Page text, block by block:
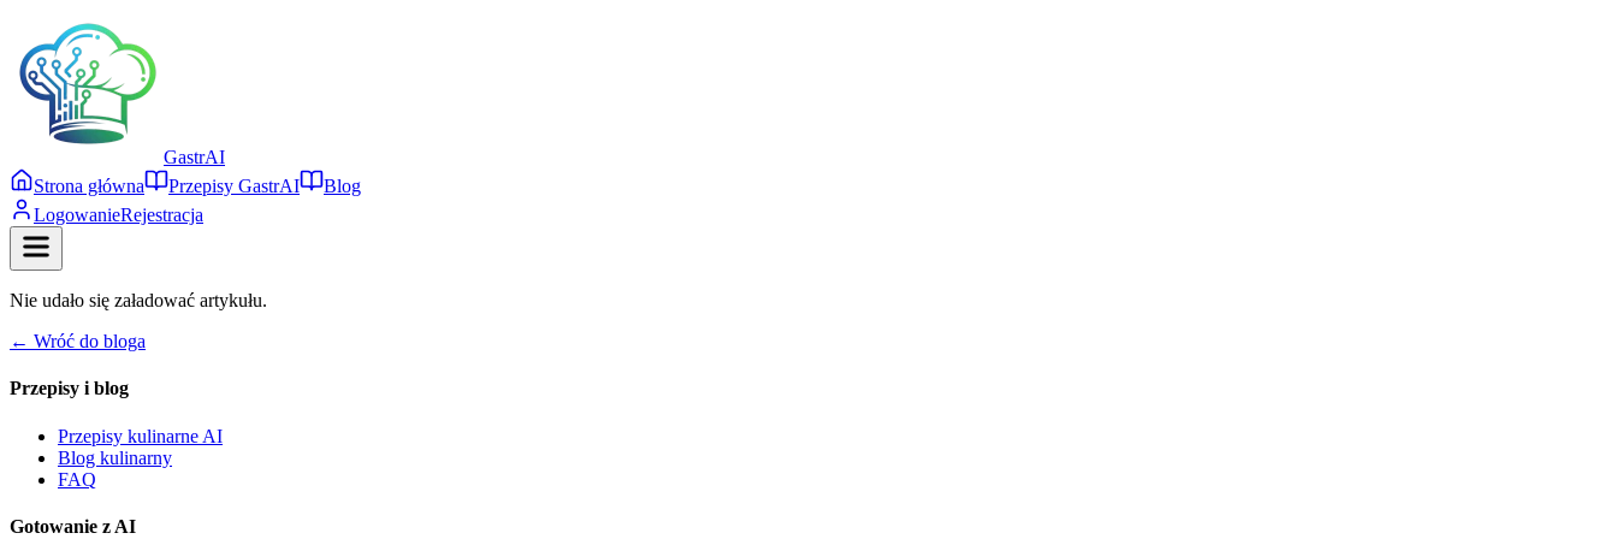
GastrAI
Strona główna
Przepisy GastrAI
Blog
LogowanieRejestracja
Nie udało się załadować artykułu.
← Wróć do bloga
Przepisy i blog
Przepisy kulinarne AI
Blog kulinarny
FAQ
Gotowanie z AI